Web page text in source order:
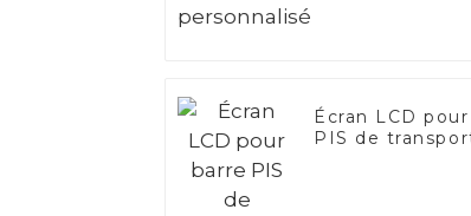
Écran LCD
PIS de